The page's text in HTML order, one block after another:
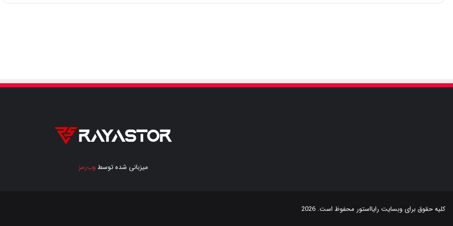
میزبانی شده توسطوب‌رمز
کلیه حقوق برای وبسایت رایااستور محفوظ است. 2026